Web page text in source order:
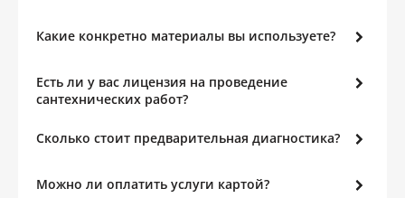
Какие конкретно материалы вы используете?
Есть ли у вас лицензия на проведение
сантехнических работ?
Сколько стоит предварительная диагностика?
Можно ли оплатить услуги картой?